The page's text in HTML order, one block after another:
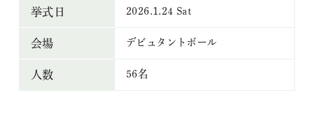
挙式日 2026.1.24 Sat
会場 デビュタントボール
人数 56名